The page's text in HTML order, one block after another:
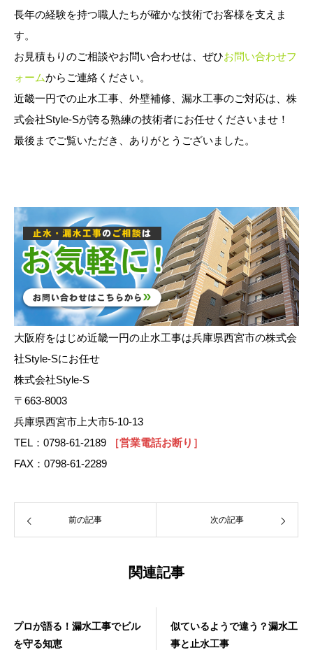
長年の経験を持つ職人たちが確かな技術でお客様を支えま
す。
お見積もりのご相談やお問い合わせは、ぜひお問い合わせフ
ォームからご連絡ください。
近畿一円での止水工事、外壁補修、漏水工事のご対応は、株
式会社Style-Sが誇る熟練の技術者にお任せくださいませ！
最後までご覧いただき、ありがとうございました。
大阪府をはじめ近畿一円の止水工事は兵庫県西宮市の株式会
社Style-Sにお任せ
株式会社Style-S
〒663-8003
兵庫県西宮市上大市5-10-13
TEL：0798-61-2189
［営業電話お断り］
FAX：0798-61-2289
前の記事 次の記事
関連記事
プロが語る！漏水工事でビル
を守る知恵
似ているようで違う？漏水工
事と止水工事